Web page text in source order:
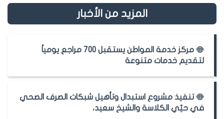
المزيد من الأخبار
مركز خدمة المواطن يستقبل 700 مراجع يومياً
لتقديم خدمات متنوعة
تنفيذ مشروع استبدال وتأهيل شبكات الصرف الصحي
في حيّي الكلاسة والشيخ سعيد،